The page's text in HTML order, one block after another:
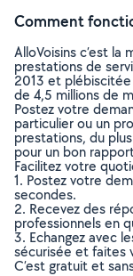
Comment
AlloVoisins c’est
prestations de
2013 et plébiscitée
de 4,5 millions de
Postez votre
particulier ou un
prestations, du
pour un bon
Facilitez votre
1. Postez votre
secondes.
2. Recevez des
professionnels en
3. Echangez avec
sécurisée et faites
C’est gratuit et